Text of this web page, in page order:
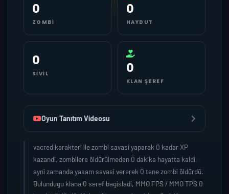
0
ZOMBI
0
HAYDUT
0
SIVIL 0
KLAN ŞEREF
Oyun Tanıtım Videosu
vacred karakteri ile zombi savasi yaparak 0 kadar XP
kazandi, zombilere öldürülmeden 0 dakika hayatta kaldi,
ayni zamanda yasam savasi vererek 0 tane zombi öldürdü.
Bulundugu klana 0 seref bagisladi, MMO FPS / MMO TPS 0